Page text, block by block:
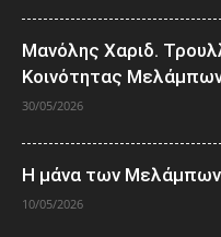
Μανόλης Χαριδ.
Κοινότητας
30/05/2026
Η μάνα των
10/05/2026